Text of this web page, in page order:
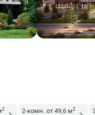
2 2-комн. от 49,6 м2